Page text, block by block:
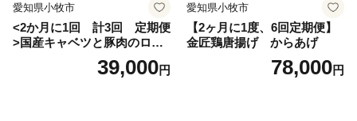
愛知県小牧市
<2か月に1回 計3回 定期便
>国産キャベツと豚肉のロー
ルキャベツ（4P入り）
39,000円
愛知県小牧市
【2ヶ月に1度、6回定期便】
金匠鶏唐揚げ からあげ
78,000円